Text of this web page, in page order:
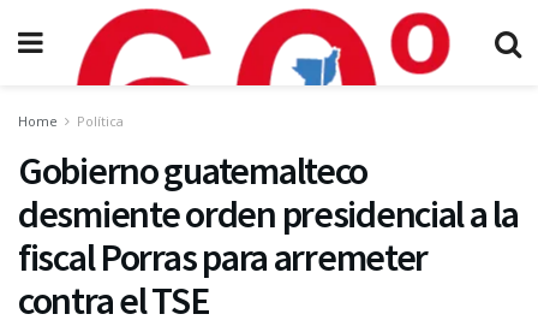
Home Política
Gobierno guatemalteco
desmiente orden presidencial a la
fiscal Porras para arremeter
contra el TSE